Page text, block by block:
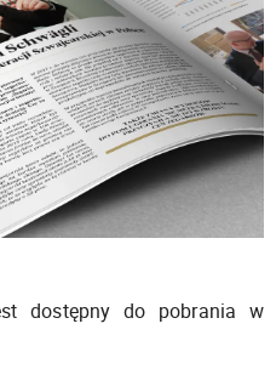
dostępny do pobrania w